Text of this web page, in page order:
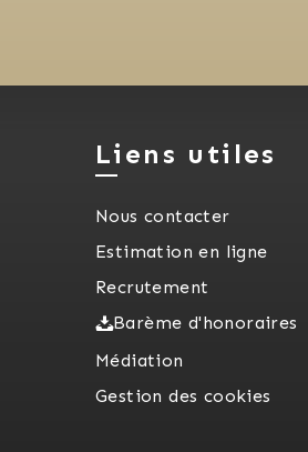
Liens utiles
Nous contacter
Estimation en ligne
Recrutement
Barème d'honoraires
Médiation
Gestion des cookies